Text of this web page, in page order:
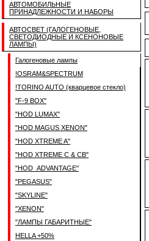
АВТОМОБИЛЬНЫЕ
ПРИНАДЛЕЖНОСТИ И НАБОРЫ
АВТОСВЕТ (ГАЛОГЕНОВЫЕ,
СВЕТОДИОДНЫЕ И КСЕНОНОВЫЕ
ЛАМПЫ)
Галогеновые лампы
!OSRAM&SPECTRUM
!TORINO AUTO (кварцевое стекло)
"F-9 BOX"
"HOD LUMAX"
"HOD MAGUS XENON"
"HOD XTREME A"
"HOD XTREME C & CB"
"HOD_ADVANTAGE"
"PEGASUS"
"SKYLINE"
"XENON"
"ЛАМПЫ ГАБАРИТНЫЕ"
HELLA +50%